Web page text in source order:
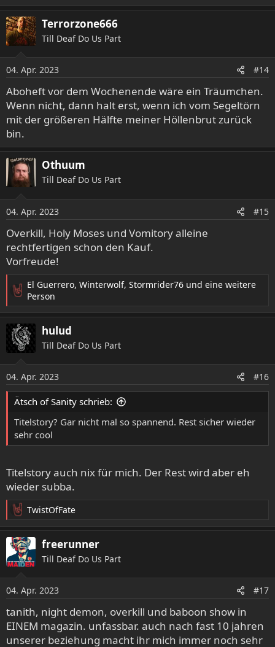
Terrorzone666
Till Deaf Do Us Part
04. Apr. 2023 #14
Aboheft vor dem Wochenende wäre ein Träumchen.
Wenn nicht, dann halt erst, wenn ich vom Segeltörn
mit der größeren Hälfte meiner Höllenbrut zurück
bin.
Othuum
Till Deaf Do Us Part
04. Apr. 2023 #15
Overkill, Holy Moses und Vomitory alleine
rechtfertigen schon den Kauf.
Vorfreude!
R
a
k
t
i
o
n
e
n
El Guerrero, Winterwolf, Stormrider76 und eine weitere
Person
hulud
Till Deaf Do Us Part
04. Apr. 2023 #16
Ätsch of Sanity schrieb:
Titelstory? Gar nicht mal so spannend. Rest sicher wieder
sehr cool
Titelstory auch nix für mich. Der Rest wird aber eh
wieder subba.
R
e
a
k
t
n
e
n
:
TwistOfFate
freerunner
Till Deaf Do Us Part
04. Apr. 2023 #17
tanith, night demon, overkill und baboon show in
EINEM magazin. unfassbar. auch nach fast 10 jahren
unserer beziehung macht ihr mich immer noch sehr